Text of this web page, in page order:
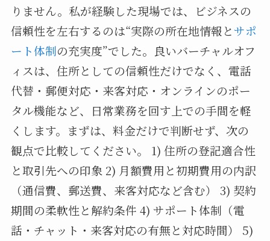
りません。私が経験した現場では、ビジネスの
信頼性を左右するのは“実際の所在地情報とサポ
ート体制の充実度”でした。良いバーチャルオフ
ィスは、住所としての信頼性だけでなく、電話
代替・郵便対応・来客対応・オンラインのポー
タル機能など、日常業務を回す上での手間を軽
くします。まずは、料金だけで判断せず、次の
観点で比較してください。 1) 住所の登記適合性
と取引先への印象 2) 月額費用と初期費用の内訳
（通信費、郵送費、来客対応など含む） 3) 契約
期間の柔軟性と解約条件 4) サポート体制（電
話・チャット・来客対応の有無と対応時間） 5)